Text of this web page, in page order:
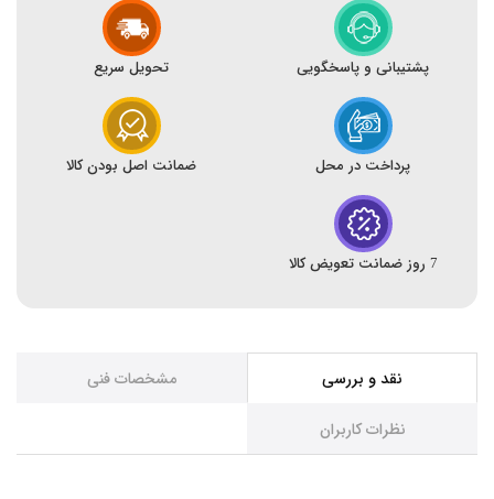
پشتیبانی و پاسخگویی تحویل سریع
پرداخت در محل ضمانت اصل بودن کالا
7 روز ضمانت تعویض کالا
نقد و بررسی مشخصات فنی
نظرات کاربران